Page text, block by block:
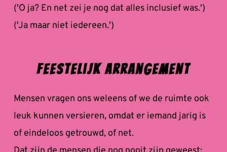
('O ja? En net zei je nog dat alles inclusief was.')
('Ja maar niet iedereen.')
Feestelijk Arrangement
Mensen vragen ons weleens of we de ruimte ook
leuk kunnen versieren, omdat er iemand jarig is
of eindeloos getrouwd, of net.